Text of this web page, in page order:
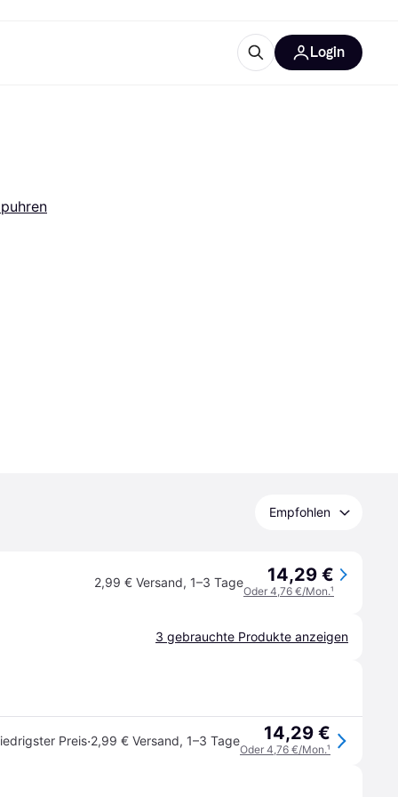
Login
Empfohlen
2,99 € Versand, 1–3 Tage 14,29 €
Oder 4,76 €/Mon.¹
3 gebrauchte Produkte anzeigen
Preis·2,99 € Versand, 1–3 Tage 14,29 €
Oder 4,76 €/Mon.¹